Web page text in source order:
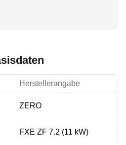
Herstellerangabe
ZERO
FXE ZF 7.2 (11 kW)